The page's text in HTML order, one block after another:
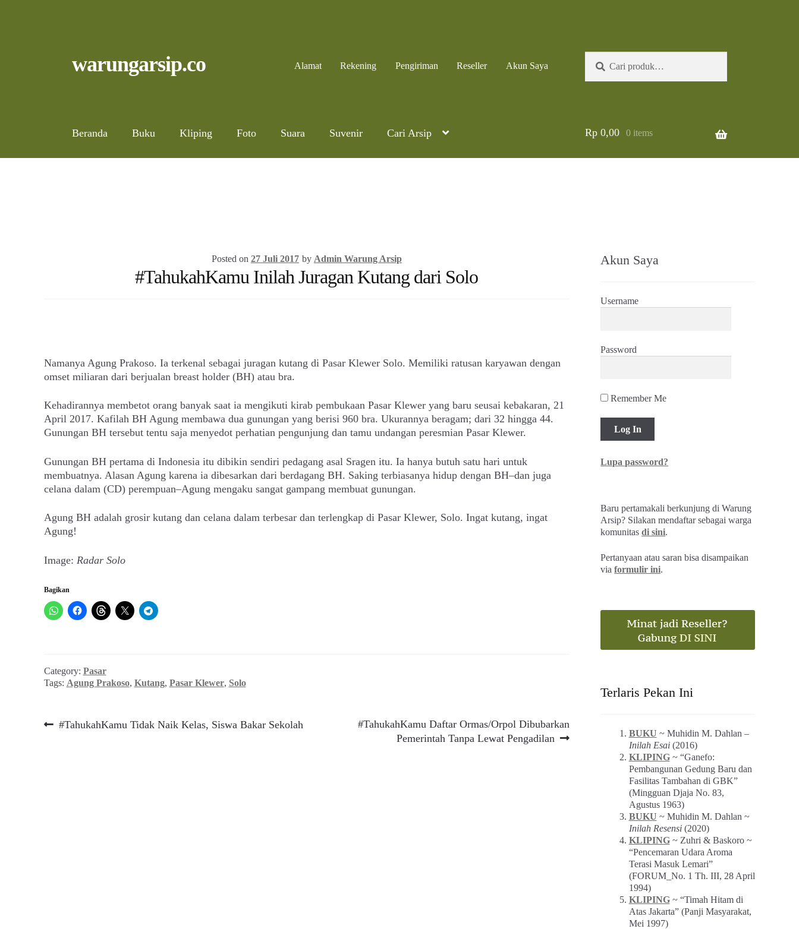
to
to
warungarsip.co Alamat Rekening Pengiriman Reseller Akun Saya
untuk:
Beranda Buku Kliping Foto Suara Suvenir Cari Arsip Rp0,00 0 items
Posted on 27 Juli 2017 by Admin Warung Arsip
#TahukahKamu Inilah Juragan Kutang dari Solo
Namanya Agung Prakoso. Ia terkenal sebagai juragan kutang di Pasar Klewer Solo. Memiliki ratusan karyawan dengan
omset miliaran dari berjualan breast holder (BH) atau bra.
Kehadirannya membetot orang banyak saat ia mengikuti kirab pembukaan Pasar Klewer yang baru seusai kebakaran, 21
April 2017. Kafilah BH Agung membawa dua gunungan yang berisi 960 bra. Ukurannya beragam; dari 32 hingga 44.
Gunungan BH tersebut tentu saja menyedot perhatian pengunjung dan tamu undangan peresmian Pasar Klewer.
Gunungan BH pertama di Indonesia itu dibikin sendiri pedagang asal Sragen itu. Ia hanya butuh satu hari untuk
membuatnya. Alasan Agung karena ia dibesarkan dari berdagang BH. Saking terbiasanya hidup dengan BH–dan juga
celana dalam (CD) perempuan–Agung mengaku sangat gampang membuat gunungan.
Agung BH adalah grosir kutang dan celana dalam terbesar dan terlengkap di Pasar Klewer, Solo. Ingat kutang, ingat
Agung!
Image: Radar Solo
Bagikan
Category: Pasar
Tags: Agung Prakoso, Kutang, Pasar Klewer, Solo
Navigasi
Previous
#TahukahKamu Tidak Naik Kelas, Siswa Bakar Sekolah
Next
#TahukahKamu Daftar Ormas/Orpol Dibubarkan
Pemerintah Tanpa Lewat Pengadilan
Akun Saya
Username
Password
Remember Me
Lupa password?
Baru pertamakali berkunjung di Warung
Arsip? Silakan mendaftar sebagai warga
komunitasdi sini.
Pertanyaan atau saran bisa disampaikan
viaformulir ini.
Terlaris Pekan Ini
BUKU ~ Muhidin M. Dahlan –
Inilah Esai(2016)
KLIPING~ “Ganefo:
Pembangunan Gedung Baru dan
Fasilitas Tambahan di GBK”
(Mingguan Djaja No. 83,
Agustus 1963)
BUKU ~ Muhidin M. Dahlan ~
Inilah Resensi(2020)
KLIPING~ Zuhri & Baskoro ~
“Pencemaran Udara Aroma
Terasi Masuk Lemari”
(FORUM_No. 1 Th. III, 28 April
1994)
KLIPING~ “Timah Hitam di
Atas Jakarta” (Panji Masyarakat,
Mei 1997)